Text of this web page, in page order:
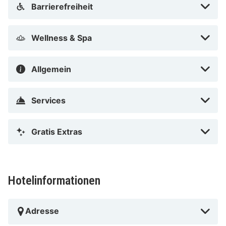
Barrierefreiheit
Wellness & Spa
Allgemein
Services
Gratis Extras
Hotelinformationen
Adresse